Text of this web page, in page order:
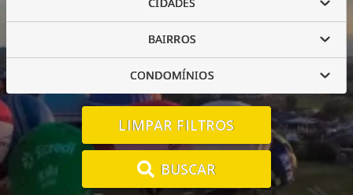
BAIRROS
CONDOMÍNIOS
LIMPAR FILTROS
BUSCAR